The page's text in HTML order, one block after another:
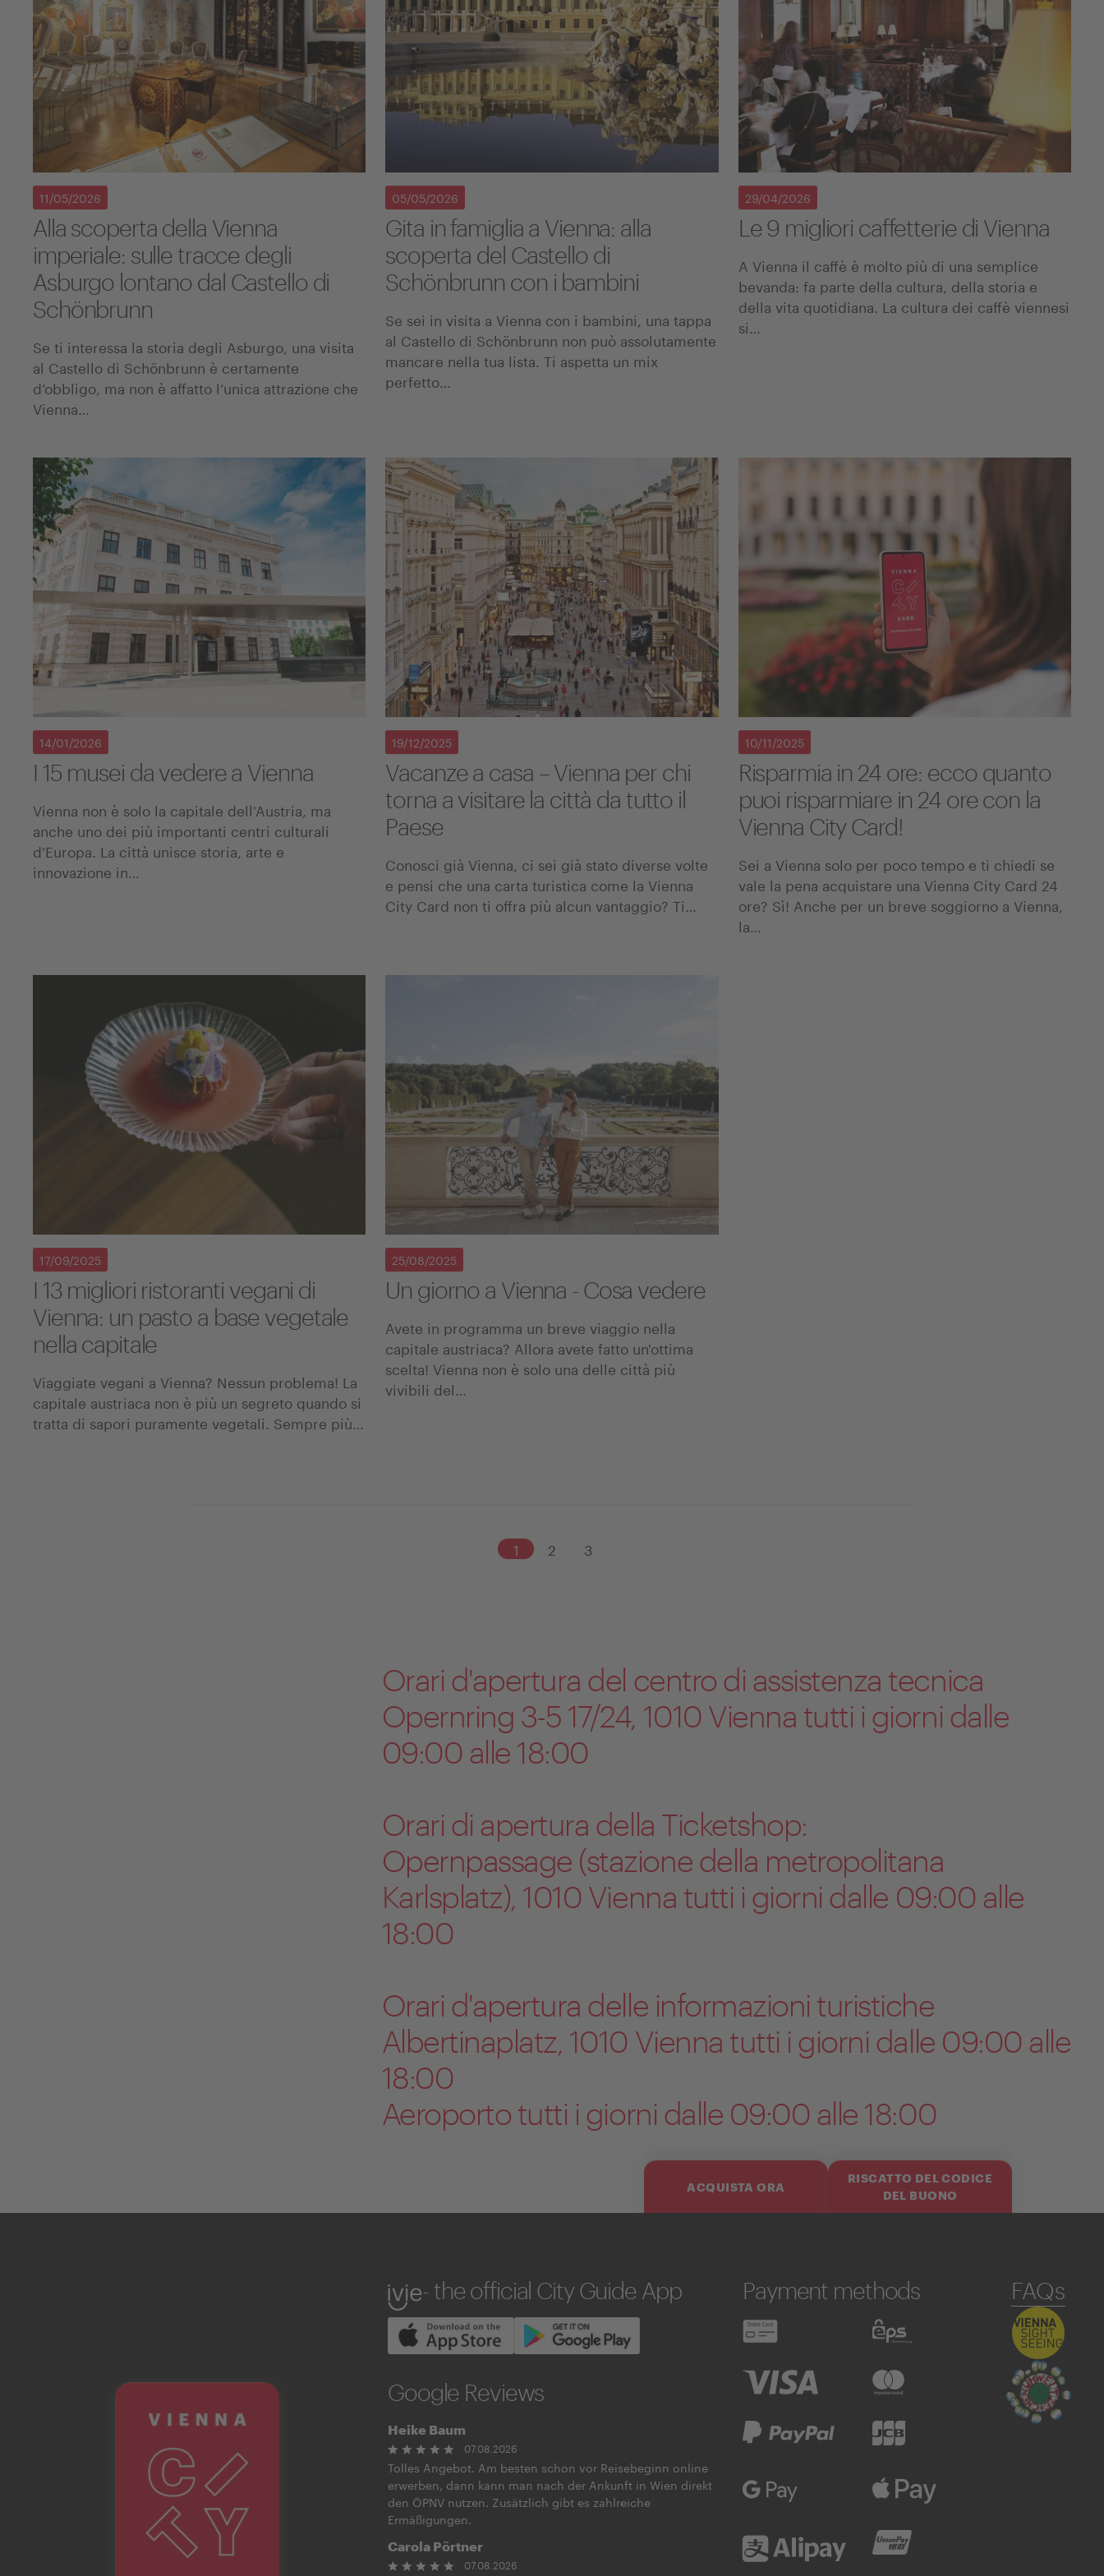
ACQUISTA ORA
RISCATTO DEL CODICE
DEL BUONO
Alla scoperta della Vienna
imperiale: sulle tracce degli
Asburgo lontano dal Castello di
Schönbrunn
11/05/2026
Se ti interessa la storia degli Asburgo, una visita
al Castello di Schönbrunn è certamente
d’obbligo, ma non è affatto l’unica attrazione che
Vienna…
Gita in famiglia a Vienna: alla
scoperta del Castello di
Schönbrunn con i bambini
05/05/2026
Se sei in visita a Vienna con i bambini, una tappa
al Castello di Schönbrunn non può assolutamente
mancare nella tua lista. Ti aspetta un mix
perfetto…
Le 9 migliori caffetterie di Vienna
29/04/2026
A Vienna il caffè è molto più di una semplice
bevanda: fa parte della cultura, della storia e
della vita quotidiana. La cultura dei caffè viennesi
si…
I 15 musei da vedere a Vienna
14/01/2026
Vienna non è solo la capitale dell'Austria, ma
anche uno dei più importanti centri culturali
d'Europa. La città unisce storia, arte e
innovazione in…
Vacanze a casa – Vienna per chi
torna a visitare la città da tutto il
Paese
19/12/2025
Conosci già Vienna, ci sei già stato diverse volte
e pensi che una carta turistica come la Vienna
City Card non ti offra più alcun vantaggio? Ti…
Risparmia in 24 ore: ecco quanto
puoi risparmiare in 24 ore con la
Vienna City Card!
10/11/2025
Sei a Vienna solo per poco tempo e ti chiedi se
vale la pena acquistare una Vienna City Card 24
ore? Sì! Anche per un breve soggiorno a Vienna,
la…
I 13 migliori ristoranti vegani di
Vienna: un pasto a base vegetale
nella capitale
17/09/2025
Viaggiate vegani a Vienna? Nessun problema! La
capitale austriaca non è più un segreto quando si
tratta di sapori puramente vegetali. Sempre più…
Un giorno a Vienna - Cosa vedere
25/08/2025
Avete in programma un breve viaggio nella
capitale austriaca? Allora avete fatto un'ottima
scelta! Vienna non è solo una delle città più
vivibili del…
1 2 3
Orari d'apertura del centro di assistenza tecnica
Opernring 3-5 17/24, 1010 Vienna tutti i giorni dalle
09:00 alle 18:00
Orari di apertura della Ticketshop:
Opernpassage (stazione della metropolitana
Karlsplatz), 1010 Vienna tutti i giorni dalle 09:00 alle
18:00
Orari d'apertura delle informazioni turistiche
Albertinaplatz, 1010 Vienna tutti i giorni dalle 09:00 alle
18:00
Aeroporto tutti i giorni dalle 09:00 alle 18:00
ivie - the official City Guide App
Google Reviews
Heike Baum
07.08.2026
Tolles Angebot. Am besten schon vor Reisebeginn online
erwerben, dann kann man nach der Ankunft in Wien direkt
den ÖPNV nutzen. Zusätzlich gibt es zahlreiche
Ermäßigungen.
Carola Pörtner
07.08.2026
Payment methods
Apple Pay
Alipay
FAQs